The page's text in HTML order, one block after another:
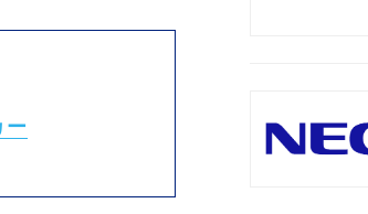
ー